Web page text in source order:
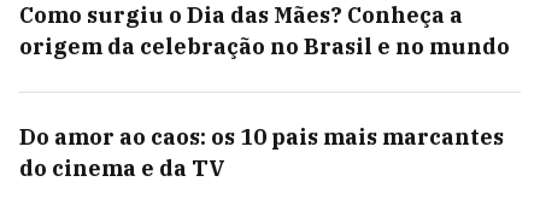
Como surgiu o Dia das Mães? Conheça a
origem da celebração no Brasil e no mundo
Do amor ao caos: os 10 pais mais marcantes
do cinema e da TV